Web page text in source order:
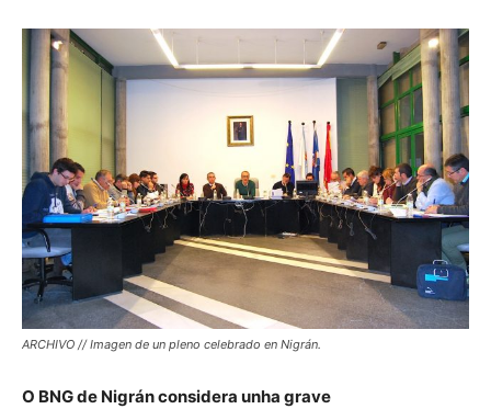
ARCHIVO // Imagen de un pleno celebrado en Nigrán.
O BNG de Nigrán considera unha grave